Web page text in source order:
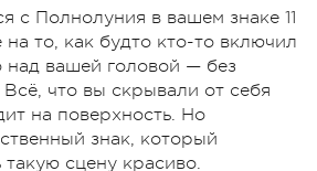
с Полнолуния в вашем знаке 11
то, как будто кто-то включил
вашей головой — без
что вы скрывали от себя
на поверхность. Но
знак, который
такую сцену красиво.